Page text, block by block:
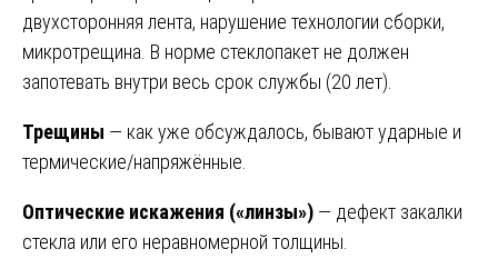
двухсторонняя лента, нарушение технологии сборки,
микротрещина. В норме стеклопакет не должен
запотевать внутри весь срок службы (20 лет).
Трещины — как уже обсуждалось, бывают ударные и
термические/напряжённые.
Оптические искажения («линзы») — дефект закалки
стекла или его неравномерной толщины.